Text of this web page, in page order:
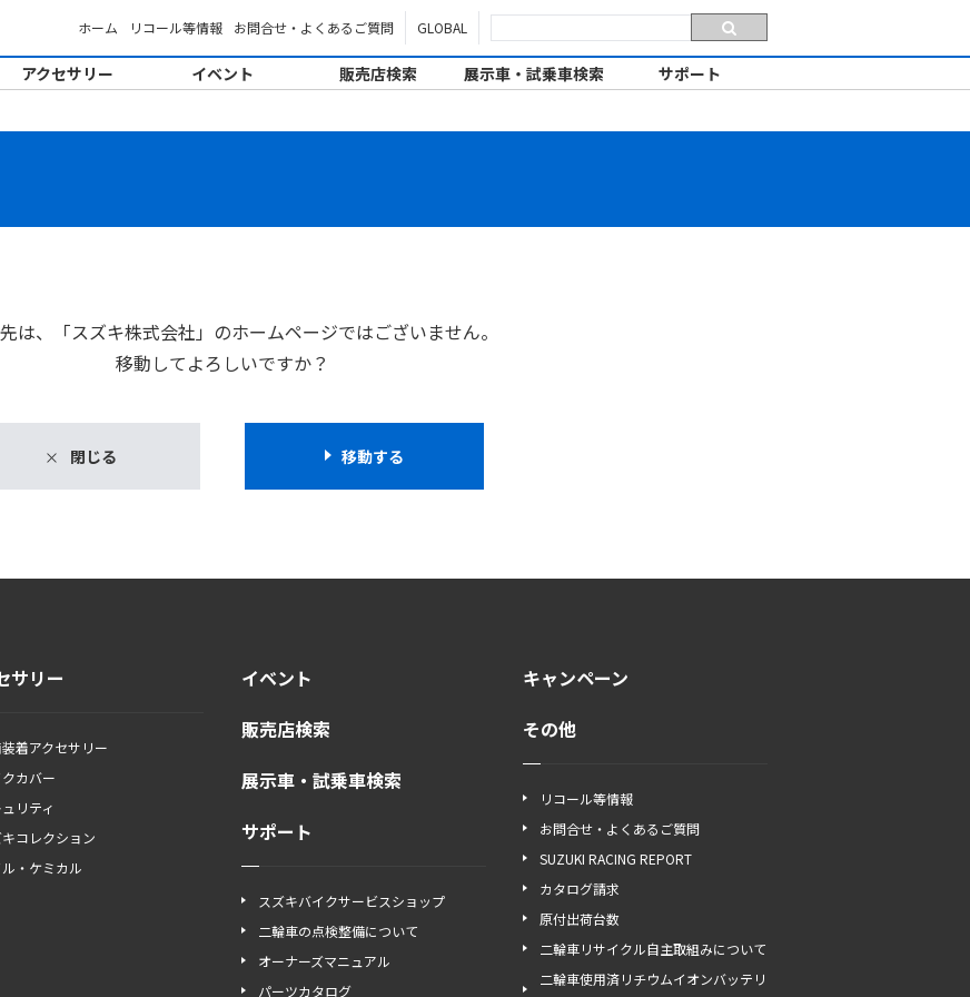
ホーム リコール等情報 お問合せ・よくあるご質問 GLOBAL
アクセサリー イベント 販売店検索 展示車・試乗車検索 サポート
は、「スズキ株式会社」のホームページではございません。
移動してよろしいですか？
閉じる 移動する
サリー
着アクセサリー
カバー
リティ
キコレクション
・ケミカル
イベント
販売店検索
展示車・試乗車検索
サポート
スズキバイクサービスショップ
二輪車の点検整備について
オーナーズマニュアル
パーツカタログ
キャンペーン
その他
リコール等情報
お問合せ・よくあるご質問
SUZUKI RACING REPORT
カタログ請求
原付出荷台数
二輪車リサイクル自主取組みについて
二輪車使用済リチウムイオンバッテリ